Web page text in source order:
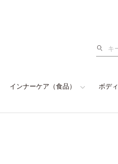
検
インナーケア（食品） ボデ